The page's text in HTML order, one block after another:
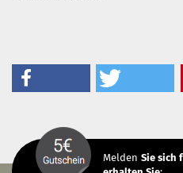
Melden Sie sich